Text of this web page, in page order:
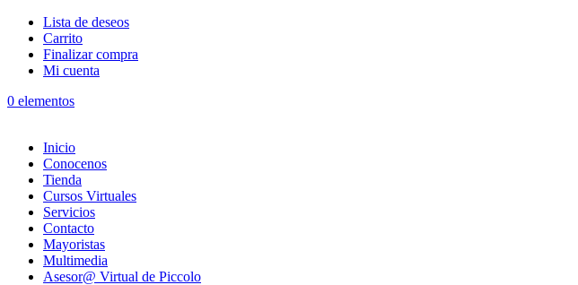
Lista de deseos
Carrito
Finalizar compra
Mi cuenta
0 elementos
Inicio
Conocenos
Tienda
Cursos Virtuales
Servicios
Contacto
Mayoristas
Multimedia
Asesor@ Virtual de Piccolo